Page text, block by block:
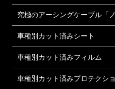
究極のアーシングケーブル「
車種別カット済みシート
車種別カット済みフィルム
車種別カット済みプロテクシ